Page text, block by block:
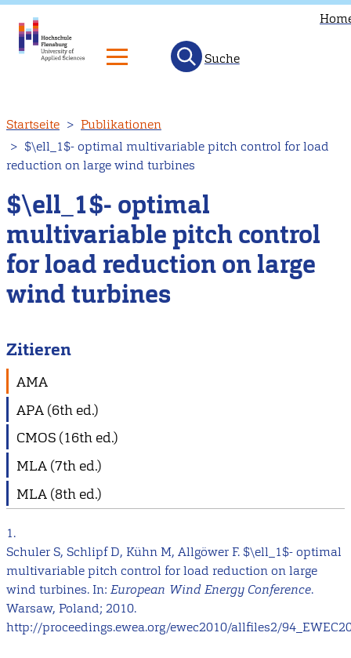
zum
Inhalt
Suche
Startseite
Publikationen
$\ell_1$- optimal multivariable pitch control for load
reduction on large wind turbines
$\ell_1$- optimal
multivariable pitch control
for load reduction on large
wind turbines
Zitieren
AMA
APA (6th ed.)
CMOS (16th ed.)
MLA (7th ed.)
MLA (8th ed.)
1.
Schuler S, Schlipf D, Kühn M, Allgöwer F. $\ell_1$- optimal
multivariable pitch control for load reduction on large
wind turbines. In: European Wind Energy Conference.
Warsaw, Poland; 2010.
http://proceedings.ewea.org/ewec2010/allfiles2/